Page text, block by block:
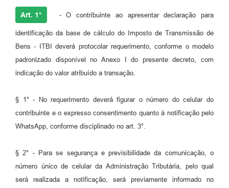
Art. 1° - O contribuinte ao apresentar declaração para
identificação da base de cálculo do Imposto de Transmissão de
Bens - ITBI deverá protocolar requerimento, conforme o modelo
padronizado disponível no Anexo I do presente decreto, com
indicação do valor atribuído a transação.
§ 1° - No requerimento deverá figurar o número do celular do
contribuinte e o expresso consentimento quanto à notificação pelo
WhatsApp, conforme disciplinado no art. 3°.
§ 2° - Para se segurança e previsibilidade da comunicação, o
número único de celular da Administração Tributária, pelo qual
será realizada a notificação, será previamente informado no